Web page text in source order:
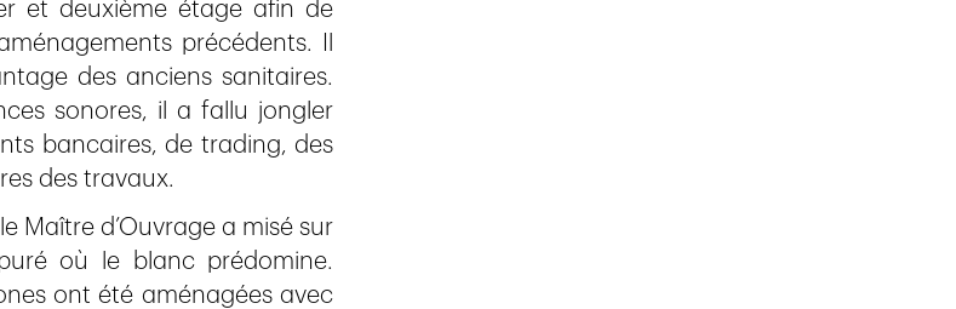
et deuxième étage afin de
précédents. Il
des anciens sanitaires.
sonores, il a fallu jongler
bancaires, de trading, des
des travaux.
Maître d’Ouvrage a misé sur
où le blanc prédomine.
ont été aménagées avec